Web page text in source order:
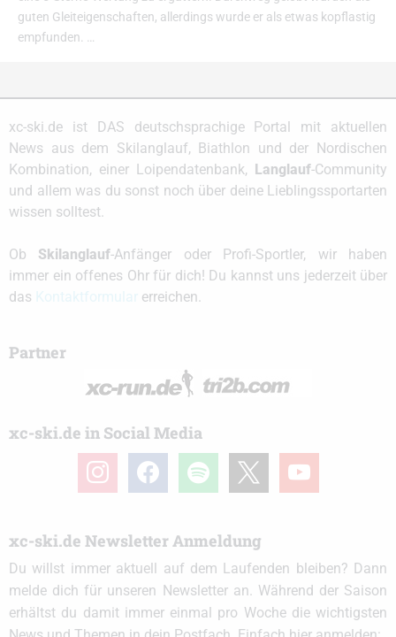
guten Gleiteigenschaften, allerdings wurde er als etwas kopflastig
empfunden. …
xc-ski.de ist DAS deutschsprachige Portal mit aktuellen
News aus dem Skilanglauf, Biathlon und der Nordischen
Kombination, einer Loipendatenbank, Langlauf-Community
und allem was du sonst noch über deine Lieblingssportarten
wissen solltest.
Ob Skilanglauf-Anfänger oder Profi-Sportler, wir haben
immer ein offenes Ohr für dich! Du kannst uns jederzeit über
das
erreichen.
Partner
xc-ski.de in Social Media
instagramfacebook spotify youtube
xc-ski.de Newsletter Anmeldung
Du willst immer aktuell auf dem Laufenden bleiben? Dann
melde dich für unseren Newsletter an. Während der Saison
erhältst du damit immer einmal pro Woche die wichtigsten